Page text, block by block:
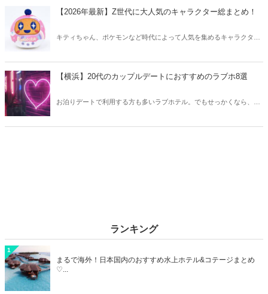
【2026年最新】Z世代に大人気のキャラクター総まとめ！
キティちゃん、ポケモンなど時代によって人気を集めるキャラクター
紹介！2026年の今、巷で流行っているキャラクターをまとめてチェッ
クしてみましょう。
【横浜】20代のカップルデートにおすすめのラブホ8選
お泊りデートで利用する方も多いラブホテル。でもせっかくなら、キ
カップルデートにおすすめのラブホを横浜エリアからご紹介します！
ランキング
1
まるで海外！日本国内のおすすめ水上ホテル&コテージまとめ
♡...